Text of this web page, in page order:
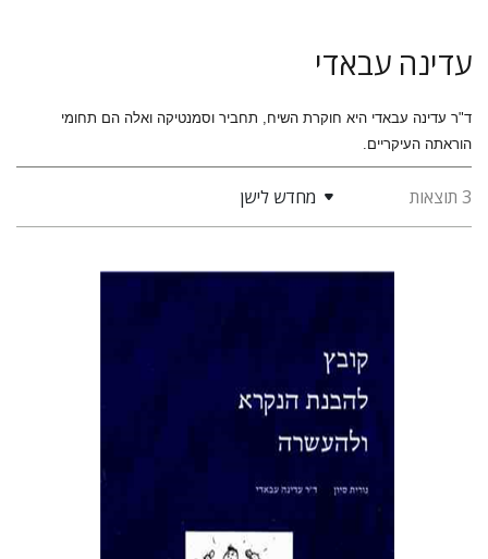
עדינה עבאדי
ד"ר עדינה עבאדי היא חוקרת השיח, תחביר וסמנטיקה ואלה הם תחומי
הוראתה העיקריים.
3 תוצאות מחדש לישן
נורית סיון